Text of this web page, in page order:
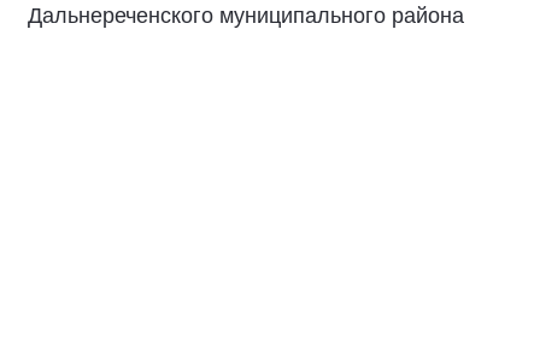
Дальнереченского муниципального района